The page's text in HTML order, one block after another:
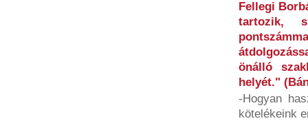
Fellegi
tartozik,
önálló
helyét."
-Hogyan
kötelékeink